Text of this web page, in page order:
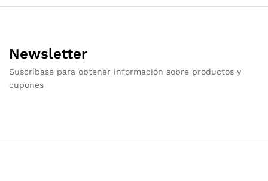
Newsletter
Suscríbase para obtener información sobre productos y
cupones